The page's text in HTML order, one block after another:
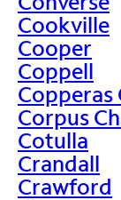
Cookville
Cooper
Coppell
Copperas
Corpus
Cotulla
Crandall
Crawford